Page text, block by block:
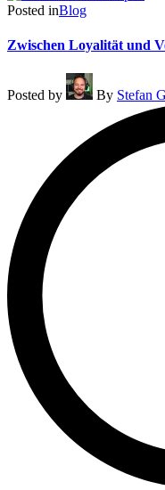
Posted inBlog
Zwischen Loyalität und
Posted by By Stefan